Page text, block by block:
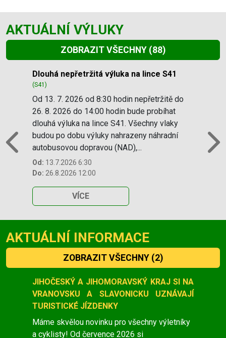
AKTUÁLNÍ VÝLUKY
ZOBRAZIT VŠECHNY (88)
Slide 1 of 88
Dlouhá nepřetržitá výluka na lince S41
(S41)
Od 13. 7. 2026 od 8:30 hodin nepřetržitě do
26. 8. 2026 do 14:00 hodin bude probíhat
dlouhá výluka na lince S41. Všechny vlaky
budou po dobu výluky nahrazeny náhradní
autobusovou dopravou (NAD),...
Od: 13.7.2026 6:30
Do: 26.8.2026 12:00
VÍCE
Previous
AKTUÁLNÍ INFORMACE
ZOBRAZIT VŠECHNY (2)
Slide 1 of 2
JIHOČESKÝ A JIHOMORAVSKÝ KRAJ SI NA
VRANOVSKU A SLAVONICKU UZNÁVAJÍ
TURISTICKÉ JÍZDENKY
Máme skvělou novinku pro všechny výletníky
a cyklisty! Od července 2026 si